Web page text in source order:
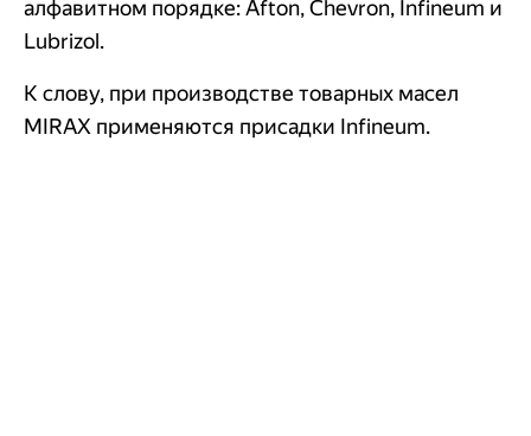
алфавитном порядке: Afton, Chevron, Infineum и
Lubrizol.
К слову, при производстве товарных масел
MIRAX применяются присадки Infineum.